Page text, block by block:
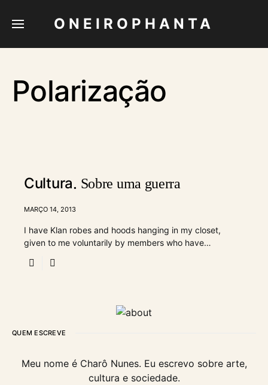
ONEIROPHANTA
Polarização
Cultura Sobre uma guerra
MARÇO 14, 2013
I have Klan robes and hoods hanging in my closet,
given to me voluntarily by members who have…
QUEM ESCREVE
Meu nome é Charô Nunes. Eu escrevo sobre arte,
cultura e sociedade.